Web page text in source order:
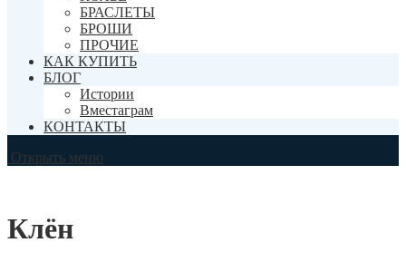
БРАСЛЕТЫ
БРОШИ
ПРОЧИЕ
КАК КУПИТЬ
БЛОГ
Истории
Вместаграм
КОНТАКТЫ
Открыть меню
Клён